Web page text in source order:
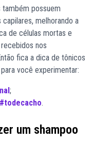
possuem
melhorando a
de células mortas e
nos
fica a dica de tônicos
você experimentar:
;
.
um shampoo